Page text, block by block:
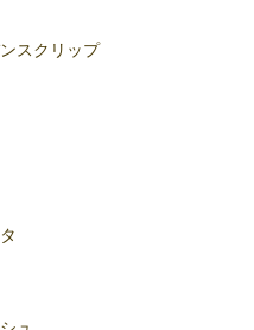
スクリップ